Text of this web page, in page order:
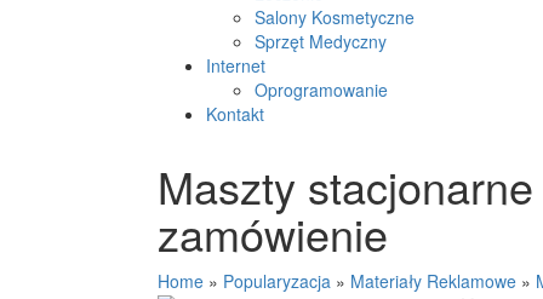
Salony Kosmetyczne
Sprzęt Medyczny
Internet
Oprogramowanie
Kontakt
Maszty
zamówienie
Home » Popularyzacja » Materiały Reklamowe »